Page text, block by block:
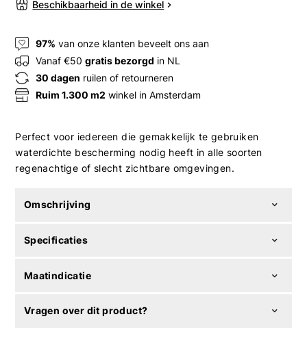
Beschikbaarheid in de winkel
97% van onze klanten beveelt ons aan
Vanaf €50gratis bezorgd in NL
30 dagen ruilen of retourneren
Ruim 1.300 m2 winkel in Amsterdam
Perfect voor iedereen die gemakkelijk te gebruiken
waterdichte bescherming nodig heeft in alle soorten
regenachtige of slecht zichtbare omgevingen.
Omschrijving
Specificaties
Maatindicatie
Vragen over dit product?